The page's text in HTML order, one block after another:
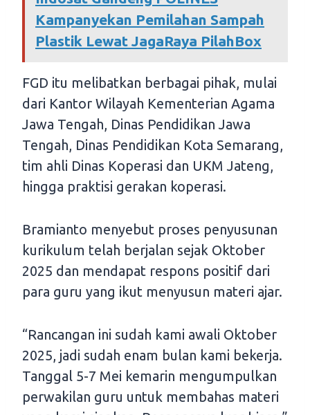
Kampanyekan Pemilahan Sampah
Plastik Lewat JagaRaya PilahBox
FGD itu melibatkan berbagai pihak, mulai
dari Kantor Wilayah Kementerian Agama
Jawa Tengah, Dinas Pendidikan Jawa
Tengah, Dinas Pendidikan Kota Semarang,
tim ahli Dinas Koperasi dan UKM Jateng,
hingga praktisi gerakan koperasi.
Bramianto menyebut proses penyusunan
kurikulum telah berjalan sejak Oktober
2025 dan mendapat respons positif dari
para guru yang ikut menyusun materi ajar.
“Rancangan ini sudah kami awali Oktober
2025, jadi sudah enam bulan kami bekerja.
Tanggal 5-7 Mei kemarin mengumpulkan
perwakilan guru untuk membahas materi